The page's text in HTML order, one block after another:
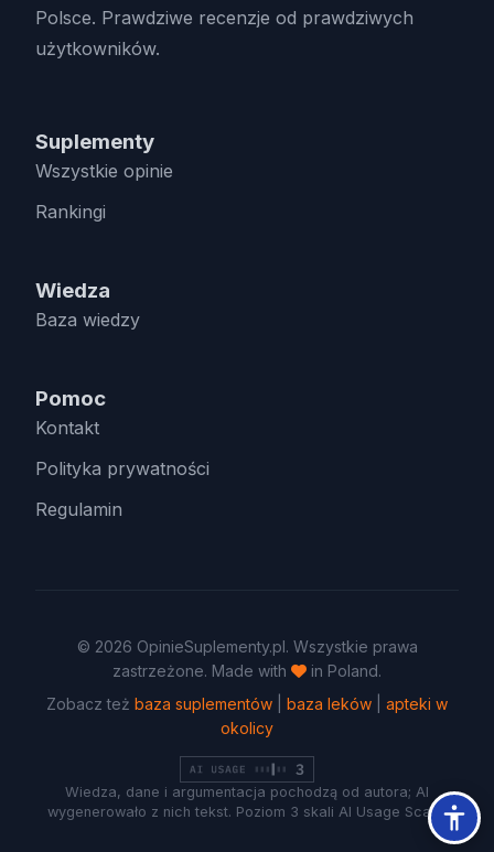
Polsce. Prawdziwe recenzje od prawdziwych
użytkowników.
Suplementy
Wszystkie opinie
Rankingi
Wiedza
Baza wiedzy
Pomoc
Kontakt
Polityka prywatności
Regulamin
© 2026 OpinieSuplementy.pl. Wszystkie prawa
zastrzeżone. Made with
in Poland.
Zobacz też baza suplementów baza leków
apteki w
okolicy
Wiedza, dane i argumentacja pochodzą od autora; AI
wygenerowało z nich tekst. Poziom 3 skali AI Usage Scale.